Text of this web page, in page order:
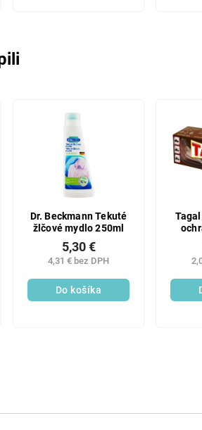
Dr. Beckmann Tekuté
žlčové mydlo 250ml
4,31 € bez DPH
5,30 €
Do košíka